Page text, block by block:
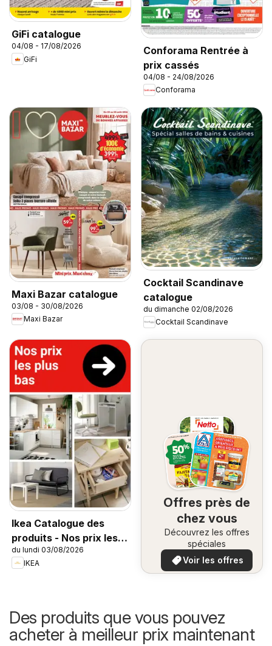
GiFi catalogue
04/08 - 17/08/2026
GiFi
Conforama Rentrée à
prix cassés
04/08 - 24/08/2026
Conforama
Maxi Bazar catalogue
03/08 - 30/08/2026
Maxi Bazar
Cocktail Scandinave
catalogue
du dimanche 02/08/2026
Cocktail Scandinave
Ikea Catalogue des
produits - Nos prix les
plus bas
du lundi 03/08/2026
IKEA
Offres près de
chez vous
Découvrez les offres
spéciales
Voir les offres
Des produits que vous pouvez
acheter à meilleur prix maintenant